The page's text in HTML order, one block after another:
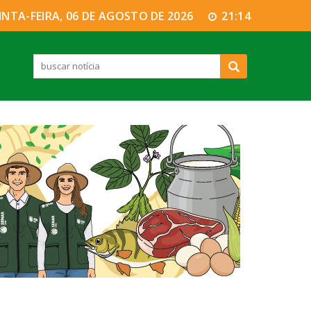
FEIRA, 06 DE AGOSTO DE 2026 21:14